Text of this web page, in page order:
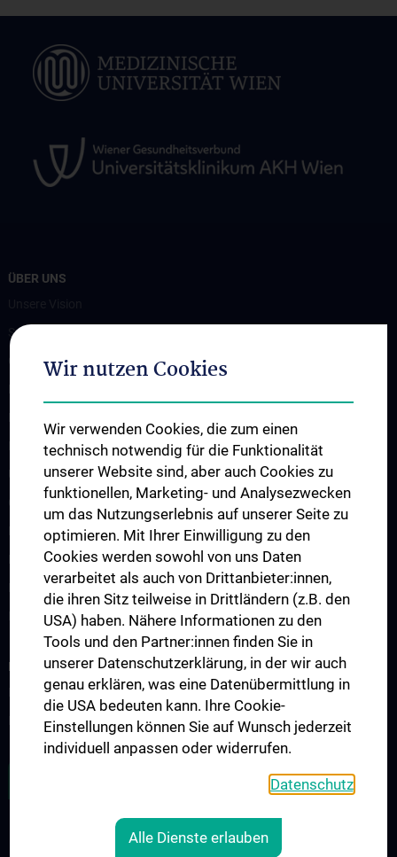
ÜBER UNS
Spenden. Forschen. Heilen.
Organigramm
Flagship Projekte
Unsere Partnerinstitutionen
CCII-Jahresberichte
Events
Kontakt
INFORMATIONEN FÜR PATIENT:INNEN
Informationen für Patient:innen mit Primären Immundefekten
Informationen zum Thema Impfen
Wir nutzen Cookies
Wir verwenden Cookies, die zum einen
technisch notwendig für die Funktionalität
unserer Website sind, aber auch Cookies zu
funktionellen, Marketing- und Analysezwecken
um das Nutzungserlebnis auf unserer Seite zu
optimieren. Mit Ihrer Einwilligung zu den
Cookies werden sowohl von uns Daten
verarbeitet als auch von Drittanbieter:innen,
die ihren Sitz teilweise in Drittländern (z.B. den
USA) haben. Nähere Informationen zu den
Tools und den Partner:innen finden Sie in
unserer Datenschutzerklärung, in der wir auch
genau erklären, was eine Datenübermittlung in
die USA bedeuten kann. Ihre Cookie-
Einstellungen können Sie auf Wunsch jederzeit
individuell anpassen oder widerrufen.
Datenschutz
Alle Dienste erlauben